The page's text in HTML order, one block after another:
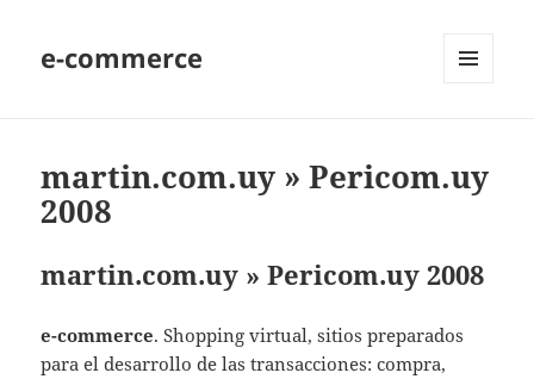
e-commerce
martin.com.uy » Pericom.uy
2008
martin.com.uy » Pericom.uy 2008
e-commerce. Shopping virtual, sitios preparados
para el desarrollo de las transacciones: compra,